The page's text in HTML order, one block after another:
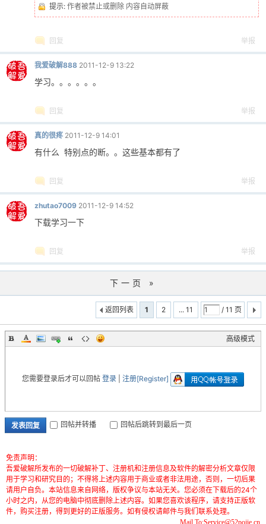
提示: 作者被禁止或删除 内容自动屏蔽
回复 举报
我爱破解888 2011-12-9 13:22
学习。。。。。。
回复 举报
真的很疼 2011-12-9 14:01
有什么 特别点的断。。这些基本都有了
回复 举报
zhutao7009 2011-12-9 14:52
下载学习一下
回复 举报
下一页 »
1 2 ... 11 / 11 页
返回列表
高级模式
您需要登录后才可以回帖 登录 注册[Register]
发表回复 回帖并转播 回帖后跳转到最后一页
免责声明：
吾爱破解所发布的一切破解补丁、注册机和注册信息及软件的解密分析文章仅限
用于学习和研究目的；不得将上述内容用于商业或者非法用途，否则，一切后果
请用户自负。本站信息来自网络，版权争议与本站无关。您必须在下载后的24个
小时之内，从您的电脑中彻底删除上述内容。如果您喜欢该程序，请支持正版软
件，购买注册，得到更好的正版服务。如有侵权请邮件与我们联系处理。
Mail To:Service@52pojie.cn